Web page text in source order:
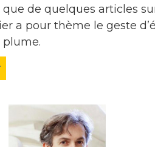
de quelques articles
a pour thème le geste